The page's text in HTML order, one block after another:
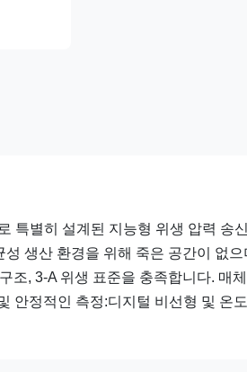
특별히 설계된 지능형 위생 압력 송
생산 환경을 위해 죽은 공간이 없으
조, 3-A 위생 표준을 충족합니다. 매
안정적인 측정:디지털 비선형 및 온